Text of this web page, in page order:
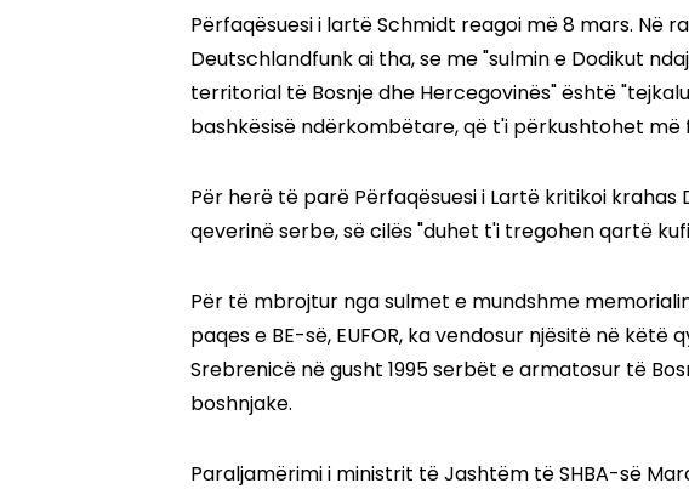
Përfaqësuesi i lartë Schmidt reagoi më 8 mars. Në
Deutschlandfunk ai tha, se me "sulmin e Dodikut
territorial të Bosnje dhe Hercegovinës" është
bashkësisë ndërkombëtare, që t'i përkushtohet më
Për herë të parë Përfaqësuesi i Lartë kritikoi
qeverinë serbe, së cilës "duhet t'i tregohen qartë
Për të mbrojtur nga sulmet e mundshme
paqes e BE-së, EUFOR, ka vendosur njësitë në këtë
Srebrenicë në gusht 1995 serbët e armatosur të
boshnjake.
Paraljamërimi i ministrit të Jashtëm të SHBA-së